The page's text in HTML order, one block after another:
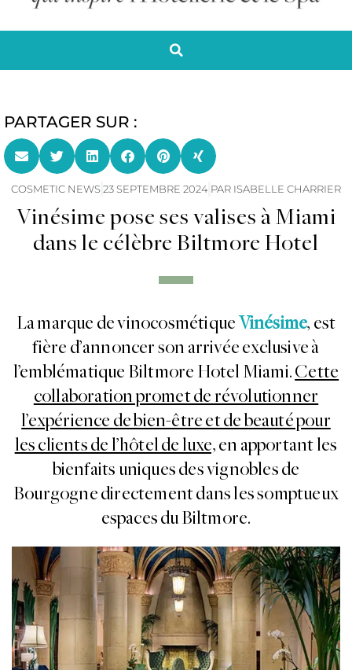
PARTAGER SUR :
COSMETIC NEWS23 SEPTEMBRE 2024 PAR ISABELLE CHARRIER
Vinésime pose ses valises à Miami
dans le célèbre Biltmore Hotel
La marque de vinocosmétique Vinésime, est
fière d’annoncer son arrivée exclusive à
l’emblématique Biltmore Hotel Miami. Cette
collaboration promet de révolutionner
l’expérience de bien-être et de beauté pour
les clients de l’hôtel de luxe, en apportant les
bienfaits uniques des vignobles de
Bourgogne directement dans les somptueux
espaces du Biltmore.